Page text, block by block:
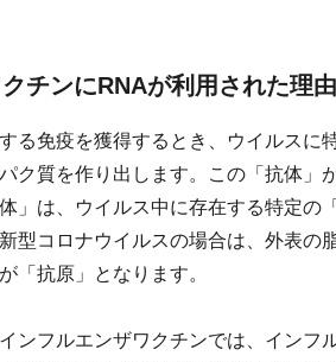
チンにRNAが利用された理由
る免疫を獲得するとき、ウイルスに
ク質を作り出します。この「抗体」
」は、ウイルス中に存在する特定の
型コロナウイルスの場合は、外表の
「抗原」となります。
ンフルエンザワクチンでは、インフ